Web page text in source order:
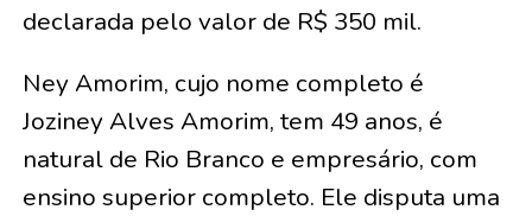
declarada pelo valor de R$ 350 mil.
Ney Amorim, cujo nome completo é
Joziney Alves Amorim, tem 49 anos, é
natural de Rio Branco e empresário, com
ensino superior completo. Ele disputa uma